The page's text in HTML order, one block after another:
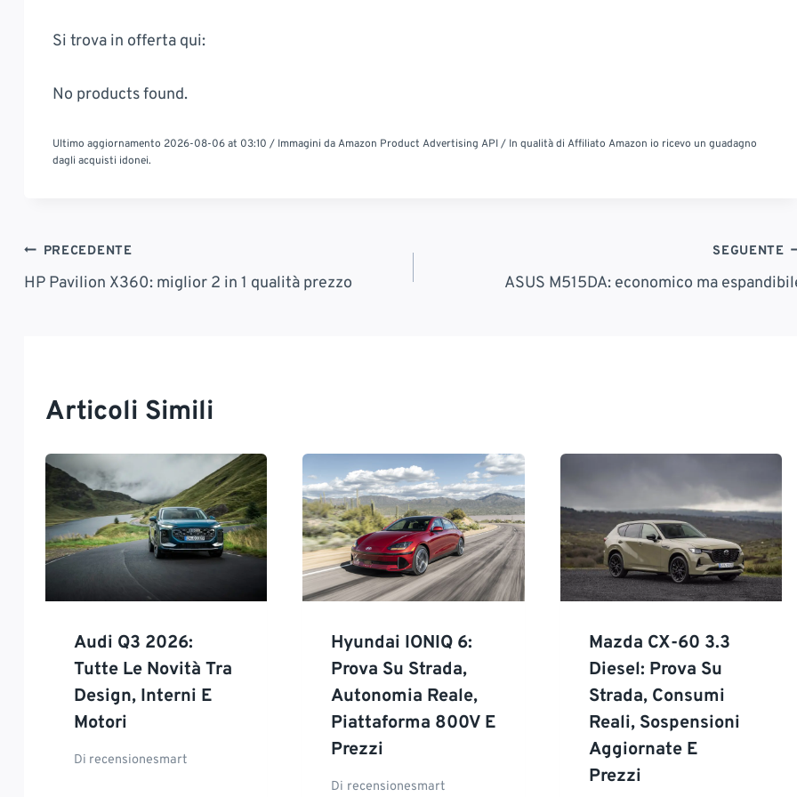
Si trova in offerta qui:
No products found.
Ultimo aggiornamento 2026-08-06 at 03:10 / Immagini da Amazon Product Advertising API / In qualità di Affiliato Amazon io ricevo un guadagno
dagli acquisti idonei.
Navigazione
Articoli
PRECEDENTE
HP Pavilion X360: miglior 2 in 1 qualità prezzo
SEGUENTE
ASUS M515DA: economico ma
Articoli Simili
Audi Q3 2026:
Tutte Le Novità Tra
Design, Interni E
Motori
Di recensionesmart
Hyundai IONIQ 6:
Prova Su Strada,
Autonomia Reale,
Piattaforma 800V E
Prezzi
Di recensionesmart
Mazda CX-60 3.3
Diesel: Prova Su
Strada, Consumi
Reali, Sospensioni
Aggiornate E
Prezzi